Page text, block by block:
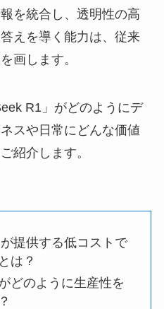
を統合し、透明性の高
えを導く能力は、従来
画します。
R1」がどのようにデ
スや日常にどんな価値
紹介します。
が提供する低コストで
は？
どのように生産性を